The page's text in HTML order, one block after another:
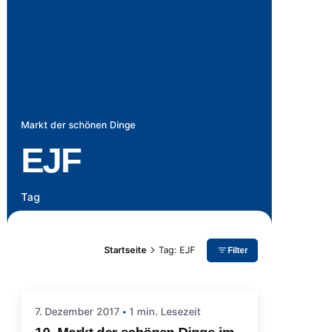
Markt der schönen Dinge
EJF
Tag
Startseite Tag: EJF Filter
7. Dezember 2017 1 min. Lesezeit